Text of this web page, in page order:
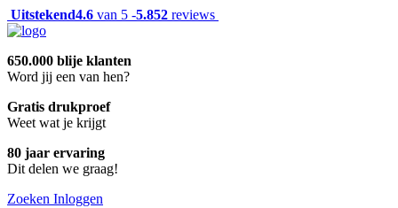
Uitstekend4.6 van 5 -5.852 reviews
650.000 blije klanten
Word jij een van hen?
Gratis drukproef
Weet wat je krijgt
80 jaar ervaring
Dit delen we graag!
Zoeken Inloggen